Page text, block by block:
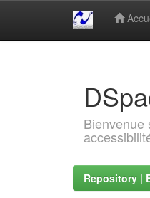
Bienvenue
Repository |